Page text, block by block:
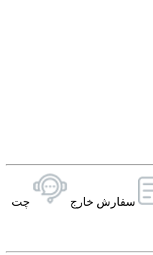
سفارش خارج چت